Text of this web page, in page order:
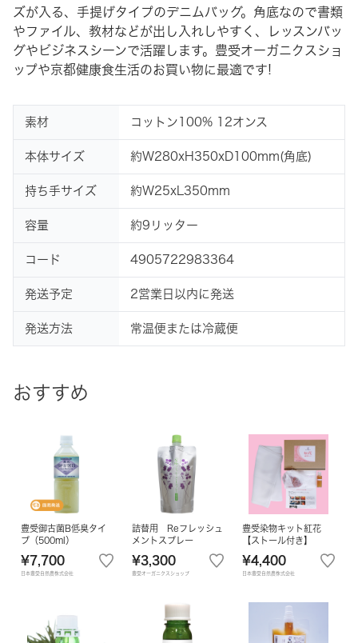
おすすめ
豊受御古菌B低臭タイ
プ（500ml）
¥7,700
日本豊受自然農株式会社
詰替用 Reフレッシュ
メントスプレー
¥3,300
豊受オーガニクスショップ
豊受染物キット紅花
【ストール付き】
¥4,400
日本豊受自然農株式会社
ズが入る、手提げタイプのデニムバッグ。角底なので書類
やファイル、教材などが出し入れしやすく、レッスンバッ
グやビジネスシーンで活躍します。豊受オーガニクスショ
ップや京都健康食生活のお買い物に最適です!
素材 コットン100% 12オンス
本体サイズ 約W280xH350xD100mm(角底)
持ち手サイズ 約W25xL350mm
容量 約9リッター
コード 4905722983364
発送予定 2営業日以内に発送
発送方法 常温便または冷蔵便